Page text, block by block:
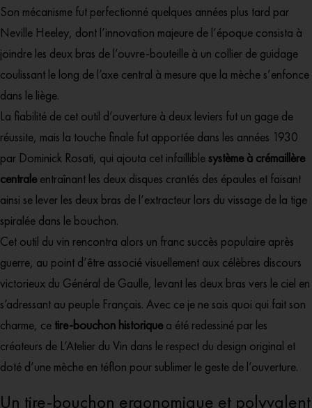
Son mécanisme fut perfectionné quelques années plus tard par
Neville Heeley, dont l’innovation majeure de l’époque consista à
joindre les deux bras de l’ouvre-bouteille à un collier de guidage
coulissant le long de l’axe central à mesure que la mèche s’enfonce
dans le liège.
La fiabilité de cet outil d’ouverture à deux leviers fut un gage de
réussite, mais la touche finale fut apportée dans les années 1930
par Dominick Rosati, qui ajouta cet infailliblesystème à crémaillère
centraleentraînant les deux disques crantés des épaules et faisant
ainsi se lever les deux bras de l’extracteur lors du vissage de la tige
spiralée dans le bouchon.
Cet outil du vin rencontra alors un franc succès populaire après
guerre, au point d’être associé visuellement aux célèbres discours
victorieux du Général de Gaulle, levant les deux bras vers le ciel en
s’adressant au peuple Français. Avec ce je ne sais quoi qui fait son
charme, ce tire-bouchon historiquea été redessiné par les
créateurs de L’Atelier du Vin dans le respect du design original et
doté d’une mèche en téflon pour sublimer le geste de l’ouverture.
Un tire-bouchon ergonomique et polyvalent